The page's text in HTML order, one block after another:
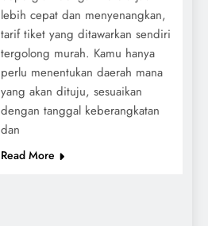
lebih cepat dan menyenangkan,
tarif tiket yang ditawarkan sendiri
tergolong murah. Kamu hanya
perlu menentukan daerah mana
yang akan dituju, sesuaikan
dengan tanggal keberangkatan
dan
Read More